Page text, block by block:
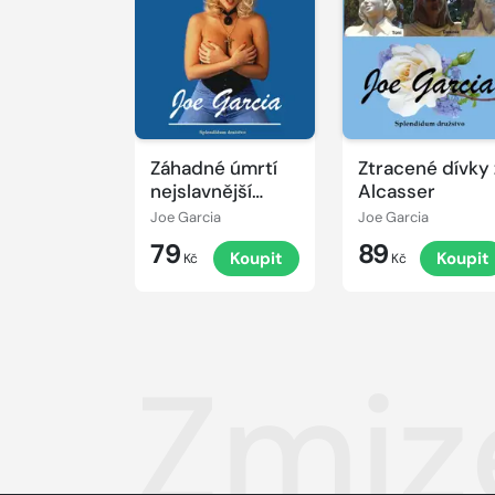
Záhadné úmrtí
nejslavnější
zlatokopky světa
Joe Garcia
79 Kč Koupit
Ztracené dívky
Alcasser
Joe Garcia
89 Kč Koupit